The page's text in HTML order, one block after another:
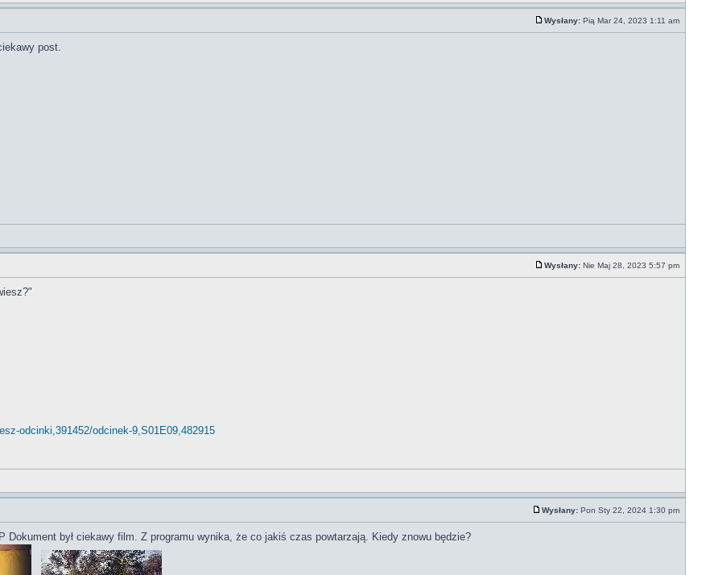
Wysłany: Pią Mar 24, 2023 1:11 am
post.
Wysłany: Nie Maj 28, 2023 5:57 pm
odcinki,391452/odcinek-9,S01E09,482915
Wysłany: Pon Sty 22, 2024 1:30 pm
Dokument był ciekawy film. Z programu wynika, że co jakiś czas powtarzają. Kiedy znowu będzie?